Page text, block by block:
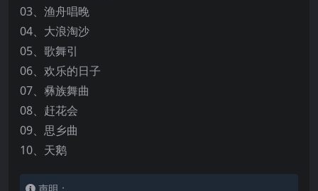
03、渔舟唱晚
04、大浪淘沙
05、歌舞引
06、欢乐的日子
07、彝族舞曲
08、赶花会
09、思乡曲
10、天鹅